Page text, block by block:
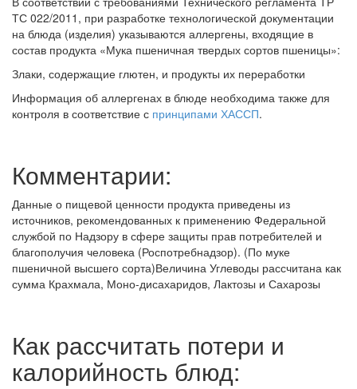
ТС 022/2011, при разработке технологической документации
на блюда (изделия) указываются аллергены, входящие в
состав продукта «Мука пшеничная твердых сортов пшеницы»:
Злаки, содержащие глютен, и продукты их переработки
Информация об аллергенах в блюде необходима также для
контроля в соответствие с принципами ХАССП.
Комментарии:
Данные о пищевой ценности продукта приведены из
источников, рекомендованных к применению Федеральной
службой по Надзору в сфере защиты прав потребителей и
благополучия человека (Роспотребнадзор). (По муке
пшеничной высшего сорта)Величина Углеводы рассчитана как
сумма Крахмала, Моно-дисахаридов, Лактозы и Сахарозы
Как рассчитать потери и
калорийность блюд: